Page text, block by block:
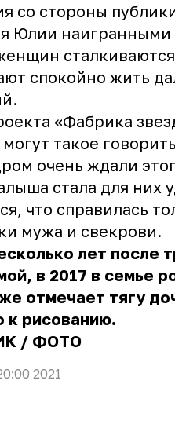
со стороны
Юлии
спокойно жить
«Фабрика
такое
очень ждали
стала для них
что справилась
мужа и свекрови.
лет после
в 2017 в семье
отмечает тягу
к рисованию.
/ ФОТО
2021